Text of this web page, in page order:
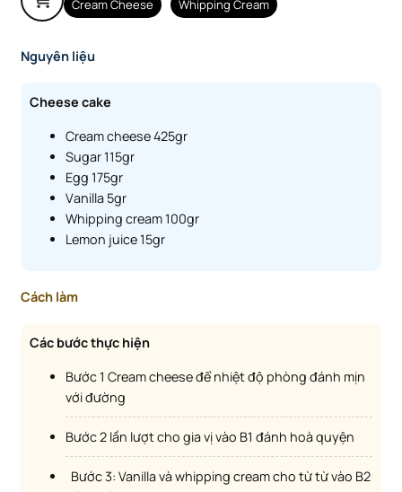
Cream Cheese Whipping Cream
Nguyên liệu
Cheese cake
Cream cheese 425gr
Sugar 115gr
Egg 175gr
Vanilla 5gr
Whipping cream 100gr
Lemon juice 15gr
Cách làm
Các bước thực hiện
Bước 1 Cream cheese để nhiệt độ phòng đánh mịn
với đường
Bước 2 lần lượt cho gia vị vào B1 đánh hoà quyện
Bước 3: Vanilla và whipping cream cho từ từ vào B2